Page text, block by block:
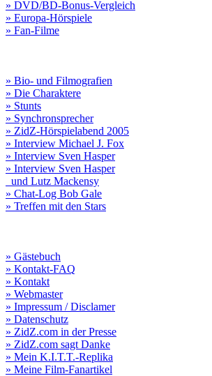
» DVD/BD-Bonus-Vergleich
» Europa-Hörspiele
» Fan-Filme
» Bio- und Filmografien
» Die Charaktere
» Stunts
» Synchronsprecher
» ZidZ-Hörspielabend 2005
» Interview Michael J. Fox
» Interview Sven Hasper
» Interview Sven Hasper
und Lutz Mackensy
» Chat-Log Bob Gale
» Treffen mit den Stars
» Gästebuch
» Kontakt-FAQ
» Kontakt
» Webmaster
» Impressum / Disclamer
» Datenschutz
» ZidZ.com in der Presse
» ZidZ.com sagt Danke
» Mein K.I.T.T.-Replika
» Meine Film-Fanartikel